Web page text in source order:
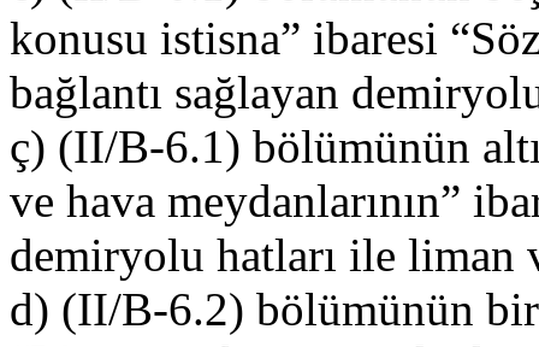
konusu istisna” ibaresi
bağlantı sağlayan
ç) (II/B-6.1) bölümünün
ve hava meydanlarının”
demiryolu hatları ile liman
d) (II/B-6.2) bölümünün